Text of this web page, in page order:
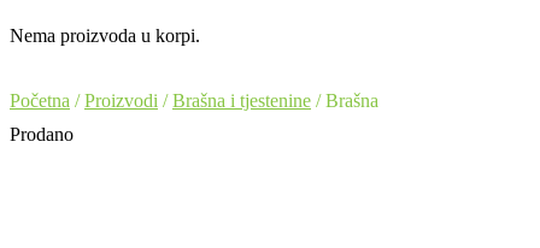
Nema proizvoda u korpi.
Početna /Proizvodi /Brašna i tjestenine / Brašna
Prodano